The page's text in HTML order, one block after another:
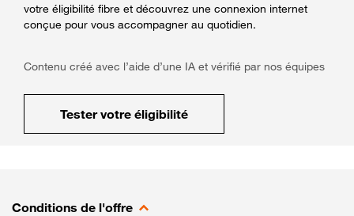
votre éligibilité fibre et découvrez une connexion internet
conçue pour vous accompagner au quotidien.
Contenu créé avec l’aide d’une IA et vérifié par nos équipes
Tester votre éligibilité
Conditions de l'offre